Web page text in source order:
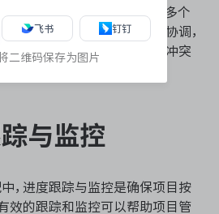
杂项目中，任务分配往往涉及多个
管理者需要在各方之间进行协调，
同利益相关方的需求，减少冲突
与监控
，进度跟踪与监控是确保项目按
效的跟踪和监控可以帮助项目管
飞书 钉钉
二维码保存为图片